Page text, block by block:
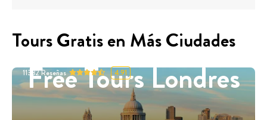
Tours Gratis en Más Ciudades
Free Tours Londres
11332Reseñas 4.91